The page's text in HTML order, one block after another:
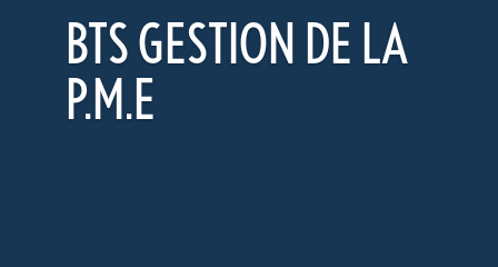
BTS GESTION DE LA
P.M.E